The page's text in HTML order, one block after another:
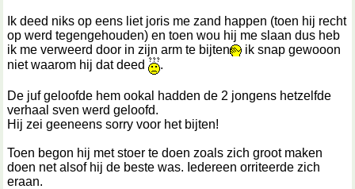
Ik deed niks op eens liet joris me zand happen (toen hij recht
op werd tegengehouden) en toen wou hij me slaan dus heb
ik me verweerd door in zijn arm te bijten
ik snap gewooon
niet waarom hij dat deed
.
De juf geloofde hem ookal hadden de 2 jongens hetzelfde
verhaal sven werd geloofd.
Hij zei geeneens sorry voor het bijten!
Toen begon hij met stoer te doen zoals zich groot maken
doen net alsof hij de beste was. Iedereen orriteerde zich
eraan.